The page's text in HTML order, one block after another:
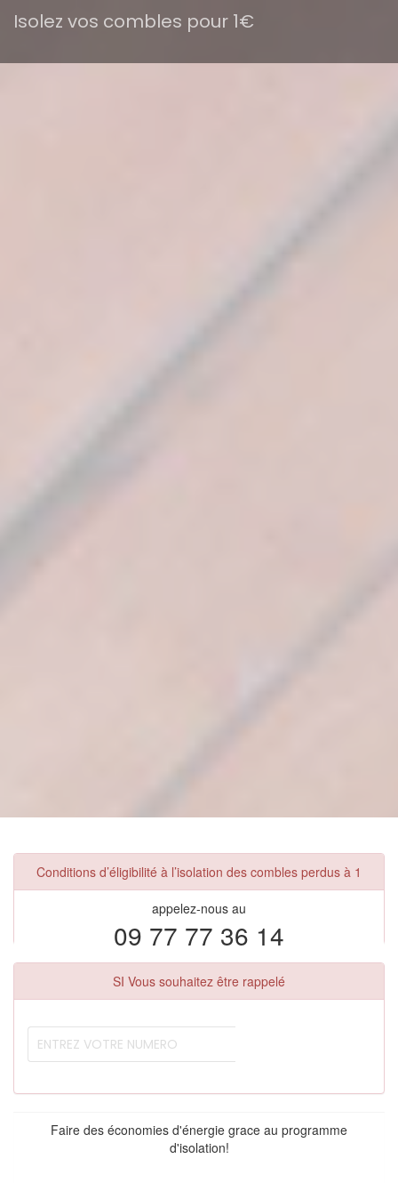
Isolez vos combles pour 1€
Conditions d’éligibilité à l’isolation des combles perdus à 1
appelez-nous au
09 77 77 36 14
SI Vous souhaitez être rappelé
Faire des économies d'énergie grace au programme
d'isolation!